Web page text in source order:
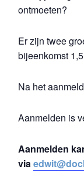
ontmoeten?
Er zijn twee
bijeenkomst
Na het
Aanmelden is
Aanmelden
via